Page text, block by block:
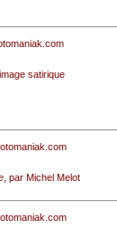
satirique
, par Michel Melot